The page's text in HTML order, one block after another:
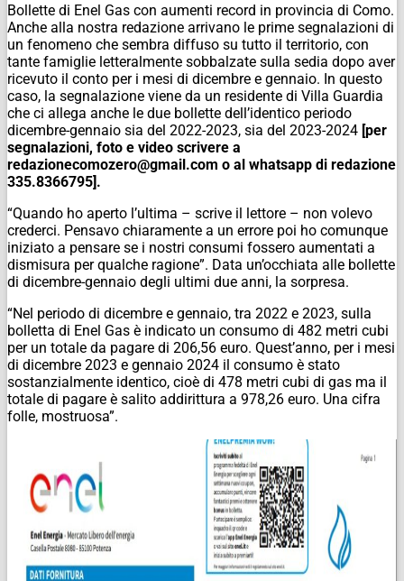
Bollette di Enel Gas con aumenti record in provincia di Como.
Anche alla nostra redazione arrivano le prime segnalazioni di
un fenomeno che sembra diffuso su tutto il territorio, con
tante famiglie letteralmente sobbalzate sulla sedia dopo aver
ricevuto il conto per i mesi di dicembre e gennaio. In questo
caso, la segnalazione viene da un residente di Villa Guardia
che ci allega anche le due bollette dell’identico periodo
dicembre-gennaio sia del 2022-2023, sia del 2023-2024 [per
segnalazioni, foto e video scrivere a
redazionecomozero@gmail.com o al whatsapp di redazione
335.8366795].
“Quando ho aperto l’ultima – scrive il lettore – non volevo
crederci. Pensavo chiaramente a un errore poi ho comunque
iniziato a pensare se i nostri consumi fossero aumentati a
dismisura per qualche ragione”. Data un’occhiata alle bollette
di dicembre-gennaio degli ultimi due anni, la sorpresa.
“Nel periodo di dicembre e gennaio, tra 2022 e 2023, sulla
bolletta di Enel Gas è indicato un consumo di 482 metri cubi
per un totale da pagare di 206,56 euro. Quest’anno, per i mesi
di dicembre 2023 e gennaio 2024 il consumo è stato
sostanzialmente identico, cioè di 478 metri cubi di gas ma il
totale di pagare è salito addirittura a 978,26 euro. Una cifra
folle, mostruosa”.